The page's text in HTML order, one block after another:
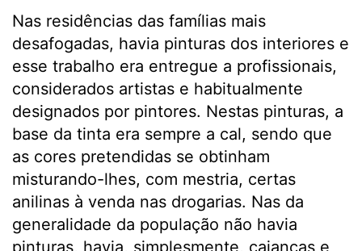
Nas residências das famílias mais
desafogadas, havia pinturas dos interiores e
esse trabalho era entregue a profissionais,
considerados artistas e habitualmente
designados por pintores. Nestas pinturas, a
base da tinta era sempre a cal, sendo que
as cores pretendidas se obtinham
misturando-lhes, com mestria, certas
anilinas à venda nas drogarias. Nas da
generalidade da população não havia
pinturas, havia, simplesmente, caianças e